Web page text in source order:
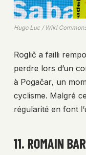
Hugo Luc / Wiki
Roglič a failli
perdre lors d’un
à Pogačar, un
cyclisme. Malgré
régularité en font
11. ROMAIN